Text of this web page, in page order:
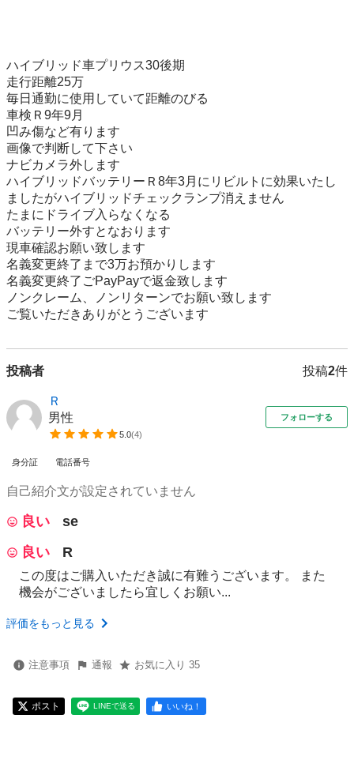
ハイブリッド車プリウス30後期
走行距離25万
毎日通勤に使用していて距離のびる
車検Ｒ9年9月
凹み傷など有ります
画像で判断して下さい
ナビカメラ外します
ハイブリッドバッテリーＲ8年3月にリビルトに効果いたし
ましたがハイブリッドチェックランプ消えません
たまにドライブ入らなくなる
バッテリー外すとなおります
現車確認お願い致します
名義変更終了まで3万お預かりします
名義変更終了ごPayPayで返金致します
ノンクレーム、ノンリターンでお願い致します
ご覧いただきありがとうございます
投稿者 投稿2件
Ｒ
男性
5.0(4)
フォローする
身分証 電話番号
自己紹介文が設定されていません
良い
se
良い
R
この度はご購入いただき誠に有難うございます。 また
機会がございましたら宜しくお願い...
評価をもっと見る
注意事項 通報 お気に入り 35
ポスト LINEで送る いいね！